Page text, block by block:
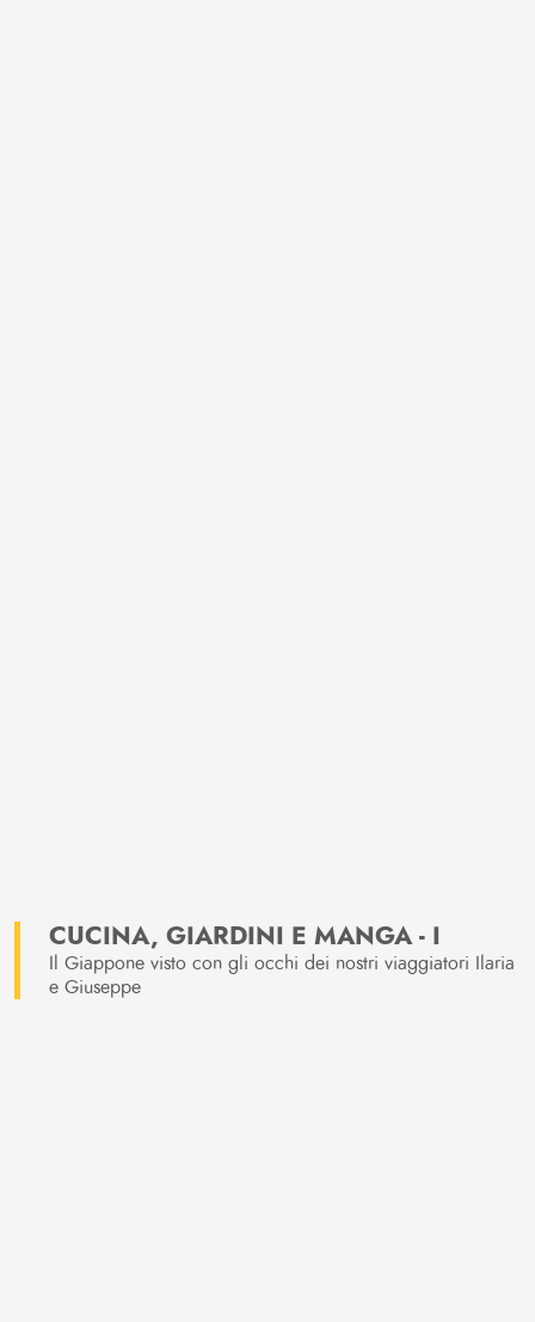
CUCINA, GIARDINI E MANGA - I
Il Giappone visto con gli occhi dei nostri viaggiatori Ilaria
e Giuseppe